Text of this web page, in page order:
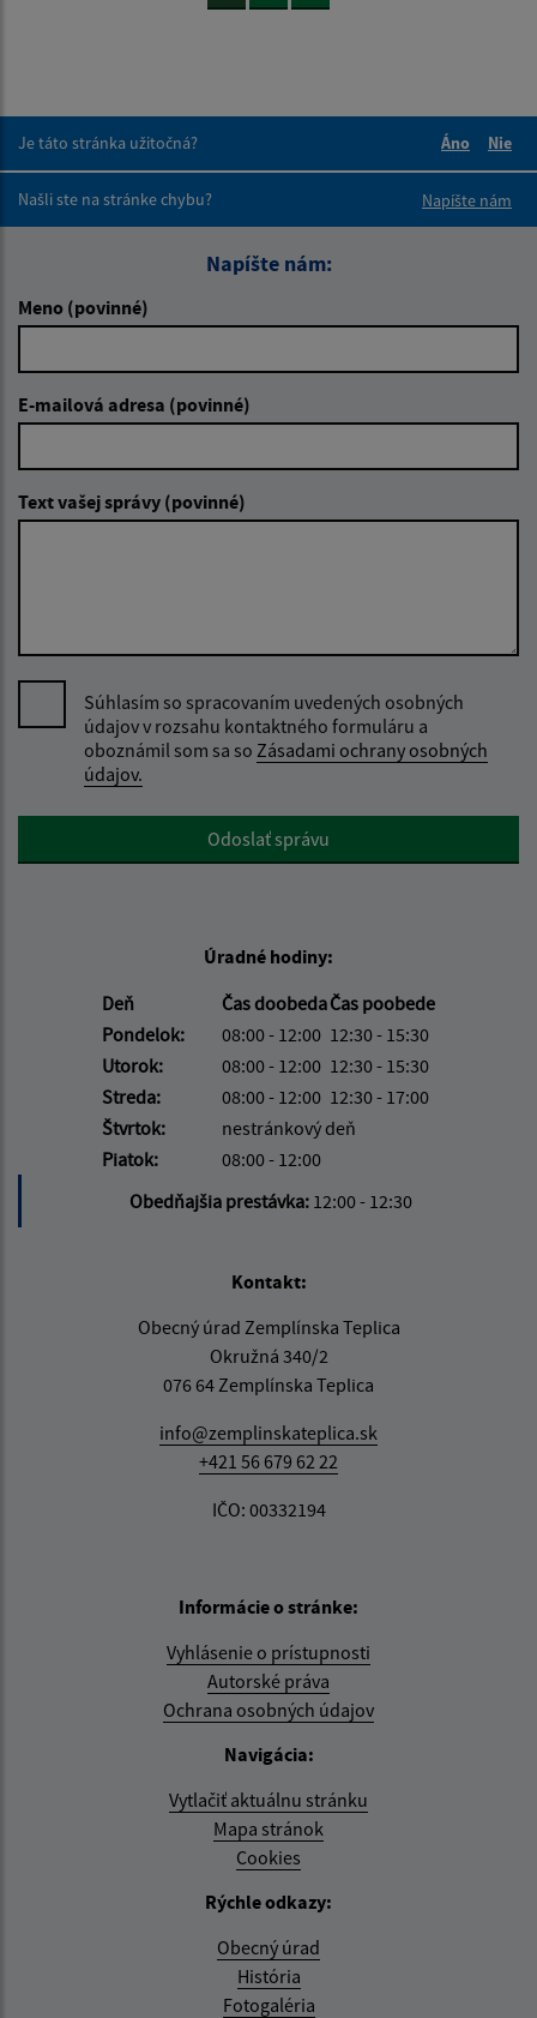
Je táto stránka užitočná?
Áno
Nie
Našli ste na stránke chybu?
Napíšte nám
Napíšte nám:
Meno (povinné)
E-mailová adresa (povinné)
Text vašej správy (povinné)
Súhlasím so spracovaním uvedených osobných
údajov v rozsahu kontaktného formuláru a
oboznámil som sa so Zásadami ochrany osobných
údajov.
Google reCaptcha ResponseOdoslať správu
Úradné hodiny:
Deň
Čas doobedaČas poobede
Pondelok:
08:00 - 12:00 12:30 - 15:30
Utorok:
08:00 - 12:00 12:30 - 15:30
Streda:
08:00 - 12:00 12:30 - 17:00
Štvrtok:
nestránkový deň
Piatok:
08:00 - 12:00
Obedňajšia prestávka: 12:00 - 12:30
Kontakt:
Obecný úrad Zemplínska Teplica
Okružná 340/2
076 64 Zemplínska Teplica
info@zemplinskateplica.sk
+421 56 679 62 22
IČO: 00332194
Informácie o stránke:
Vyhlásenie o prístupnosti
Autorské práva
Ochrana osobných údajov
Navigácia:
Vytlačiť aktuálnu stránku
Mapa stránok
Cookies
Rýchle odkazy:
Obecný úrad
História
Fotogaléria